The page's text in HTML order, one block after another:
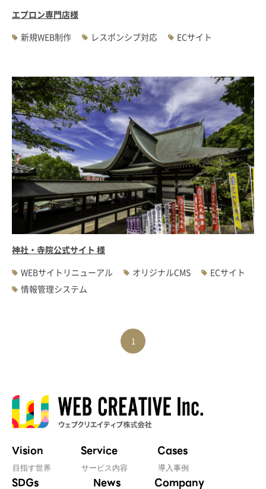
エプロン専門店様
新規WEB制作
レスポンシブ対応 ECサイト
神社・寺院公式サイト 様
WEBサイトリニューアル
オリジナルCMS
ECサイト
情報管理システム
1
Vision
目指す世界
Service
サービス内容
Cases
導入事例
SDGs News Company